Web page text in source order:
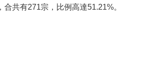
合共有271宗，比例高達51.21%。